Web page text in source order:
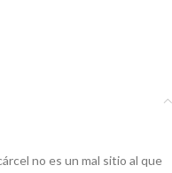
no es un mal sitio al que